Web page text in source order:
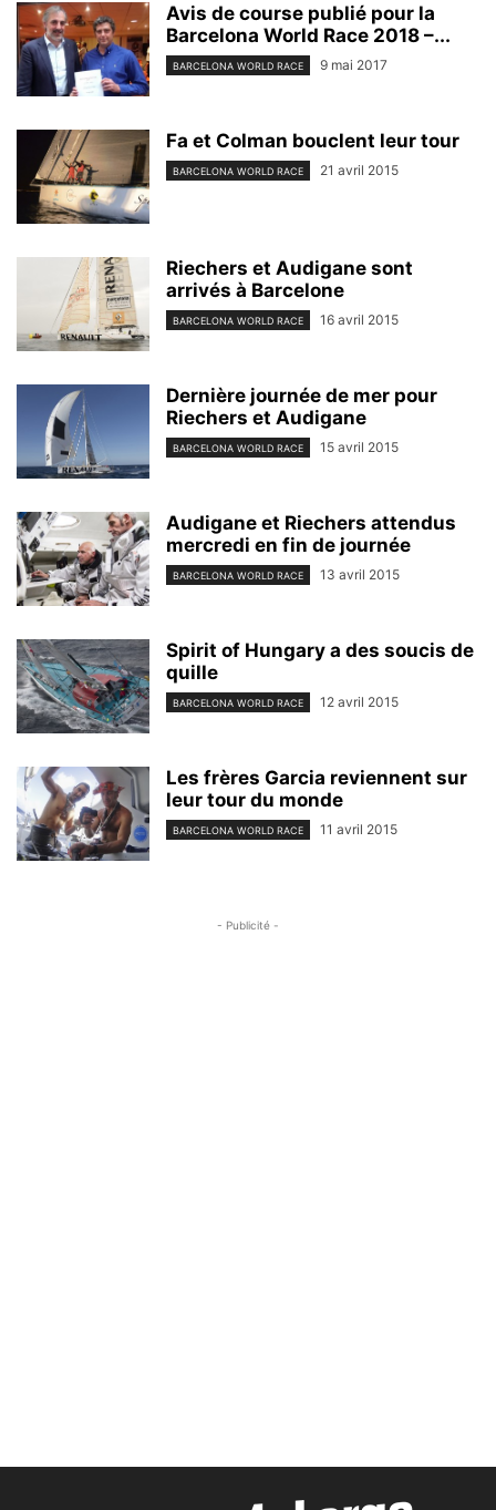
Avis de course publié pour la
Barcelona World Race 2018 –...
BARCELONA WORLD RACE 9 mai 2017
Fa et Colman bouclent leur tour
BARCELONA WORLD RACE 21 avril 2015
Riechers et Audigane sont
arrivés à Barcelone
BARCELONA WORLD RACE 16 avril 2015
Dernière journée de mer pour
Riechers et Audigane
BARCELONA WORLD RACE 15 avril 2015
Audigane et Riechers attendus
mercredi en fin de journée
BARCELONA WORLD RACE 13 avril 2015
Spirit of Hungary a des soucis de
quille
BARCELONA WORLD RACE 12 avril 2015
Les frères Garcia reviennent sur
leur tour du monde
BARCELONA WORLD RACE 11 avril 2015
- Publicité -